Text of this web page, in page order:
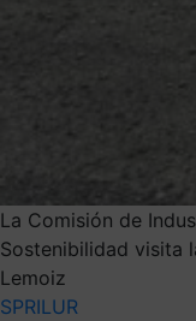
La Comisión de
Sostenibilidad visita
Lemoiz
SPRILUR